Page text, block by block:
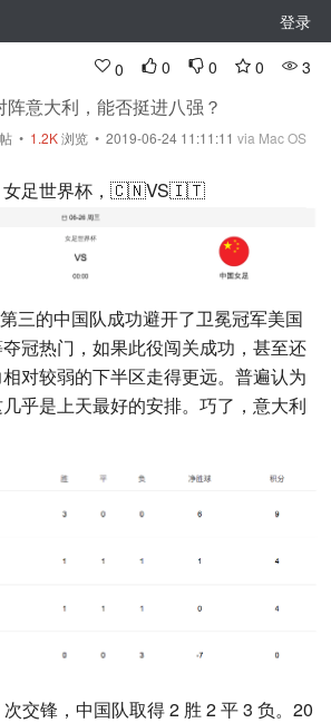
登录
0 0 0 0 3
意大利，能否挺进八强？
• 1.2K浏览 • 2019-06-24 11:11:11 via Mac OS
女足世界杯，🇨🇳VS🇮🇹
三的中国队成功避开了卫冕冠军美国
冠热门，如果此役闯关成功，甚至还
对较弱的下半区走得更远。普遍认为
乎是上天最好的安排。巧了，意大利
交锋，中国队取得 2 胜 2 平 3 负。20